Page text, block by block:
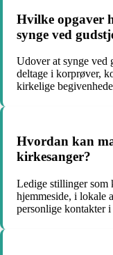
Hvilke opgaver
synge ved
Udover at synge ved
deltage i korprøver,
kirkelige
Hvordan kan
kirkesanger?
Ledige stillinger som
hjemmeside, i lokale
personlige kontakter